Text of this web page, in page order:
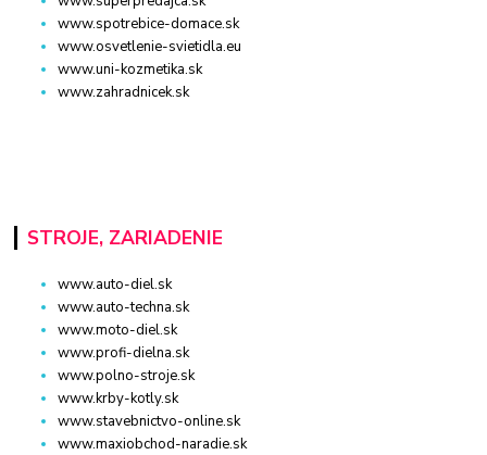
www.spotrebice-domace.sk
www.osvetlenie-svietidla.eu
www.uni-kozmetika.sk
www.zahradnicek.sk
STROJE, ZARIADENIE
www.auto-diel.sk
www.auto-techna.sk
www.moto-diel.sk
www.profi-dielna.sk
www.polno-stroje.sk
www.krby-kotly.sk
www.stavebnictvo-online.sk
www.maxiobchod-naradie.sk